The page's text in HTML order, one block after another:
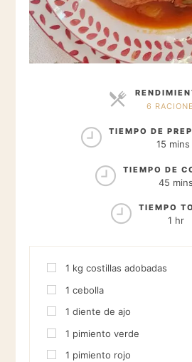
6
TIEMPO DE
15 mins
TIEMPO DE
45 mins
TIEMPO
1 hr
1 kg costillas adobadas
1 cebolla
1 diente de ajo
1 pimiento verde
1 pimiento rojo